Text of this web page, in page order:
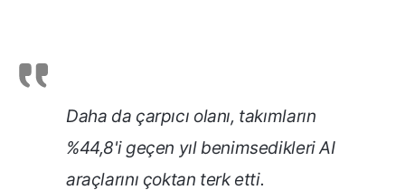
Daha da çarpıcı olanı, takımların
%44,8'i geçen yıl benimsedikleri AI
araçlarını çoktan terk etti.